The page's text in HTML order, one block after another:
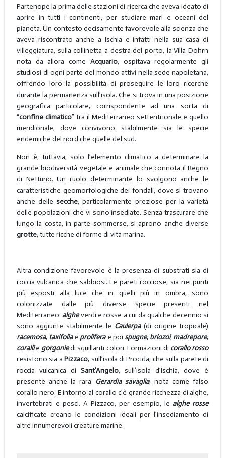
Partenope la prima delle stazioni di ricerca che aveva ideato di
aprire in tutti i continenti, per studiare mari e oceani del
pianeta. Un contesto decisamente favorevole alla scienza che
aveva riscontrato anche a Ischia e infatti nella sua casa di
villeggiatura, sulla collinetta a destra del porto, la Villa Dohrn
nota da allora come Acquario, ospitava regolarmente gli
studiosi di ogni parte del mondo attivi nella sede napoletana,
offrendo loro la possibilità di proseguire le loro ricerche
durante la permanenza sull’isola. Che si trova in una posizione
geografica particolare, corrispondente ad una sorta di
“confine climatico” tra il Mediterraneo settentrionale e quello
meridionale, dove convivono stabilmente sia le specie
endemiche del nord che quelle del sud.
Non è, tuttavia, solo l’elemento climatico a determinare la
grande biodiversità vegetale e animale che connota il Regno
di Nettuno. Un ruolo determinante lo svolgono anche le
caratteristiche geomorfologiche dei fondali, dove si trovano
anche dellesecche, particolarmente preziose per la varietà
delle popolazioni che vi sono insediate. Senza trascurare che
lungo la costa, in parte sommerse, si aprono anche diverse
grotte, tutte ricche di forme di vita marina.
Altra condizione favorevole è la presenza di substrati sia di
roccia vulcanica che sabbiosi. Le pareti rocciose, sia nei punti
più esposti alla luce che in quelli più in ombra, sono
colonizzate dalle più diverse specie presenti nel
Mediterraneo:algheverdi e rosse a cui da qualche decennio si
sono aggiunte stabilmente le Caulerpa(di origine tropicale)
racemosa, taxifoliae proliferae poi spugne, briozoi, madrepore,
corallie gorgoniedi squillanti colori. Formazioni di corallo rosso
resistono sia aPizzaco, sull’isola di Procida, che sulla parete di
roccia vulcanica di Sant’Angelo, sull’isola d’Ischia, dove è
presente anche la rara Gerardia savaglia, nota come falso
corallo nero. E intorno al corallo c’è grande ricchezza di alghe,
invertebrati e pesci. A Pizzaco, per esempio, lealghe rosse
calcificate creano le condizioni ideali per l’insediamento di
altre innumerevoli creature marine.